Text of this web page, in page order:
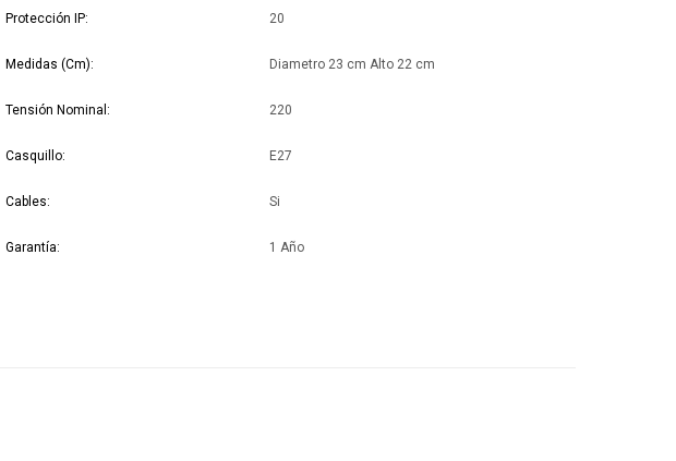
Protección IP 20
Medidas (Cm) Diametro 23 cm Alto 22 cm
Tensión Nominal 220
Casquillo E27
Cables Si
Garantía 1 Año